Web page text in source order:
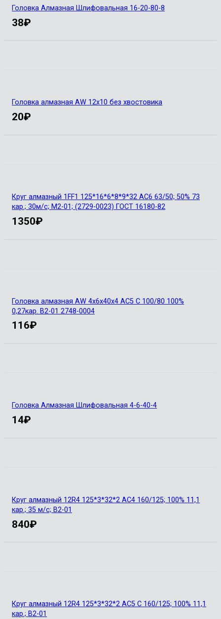
Головка Алмазная Шлифовальная 16-20-80-8
38₽
Головка алмазная AW 12х10 без хвостовика
20₽
Круг алмазный 1FF1 125*16*6*8*9*32 АС6 63/50; 50% 73
кар.; 30м/с; М2-01; (2729-0023) ГОСТ 16180-82
1350₽
Головка алмазная AW 4х6х40х4 АС5 С 100/80 100%
0,27кар. В2-01 2748-0004
116₽
Головка Алмазная Шлифовальная 4-6-40-4
14₽
Круг алмазный 12R4 125*3*32*2 АС4 160/125; 100% 11,1
кар.; 35 м/с; В2-01
840₽
Круг алмазный 12R4 125*3*32*2 АС5 С 160/125; 100% 11,1
кар.; В2-01